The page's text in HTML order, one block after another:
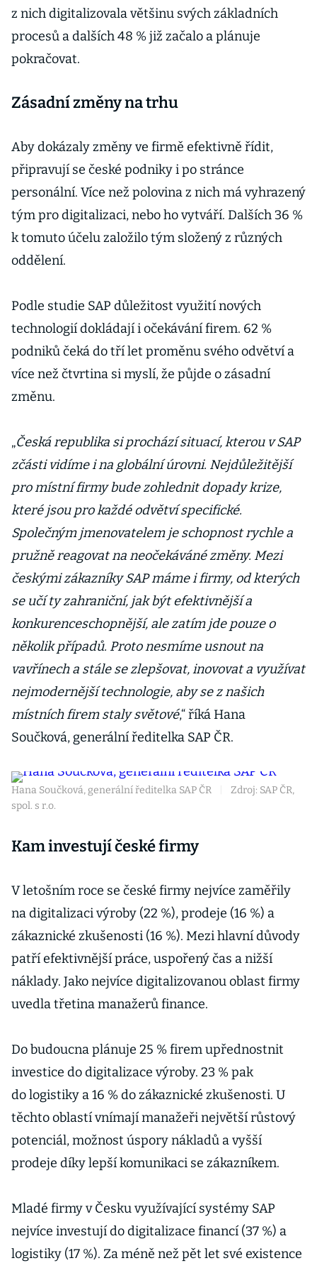
z nich digitalizovala většinu svých základních
procesů a dalších 48 % již začalo a plánuje
pokračovat.
Zásadní změny na trhu
Aby dokázaly změny ve firmě efektivně řídit,
připravují se české podniky i po stránce
personální. Více než polovina z nich má vyhrazený
tým pro digitalizaci, nebo ho vytváří. Dalších 36 %
k tomuto účelu založilo tým složený z různých
oddělení.
Podle studie SAP důležitost využití nových
technologií dokládají i očekávání firem. 62 %
podniků čeká do tří let proměnu svého odvětví a
více než čtvrtina si myslí, že půjde o zásadní
změnu.
„Česká republika si prochází situací, kterou v SAP
zčásti vidíme i na globální úrovni. Nejdůležitější
pro místní firmy bude zohlednit dopady krize,
které jsou pro každé odvětví specifické.
Společným jmenovatelem je schopnost rychle a
pružně reagovat na neočekáváné změny. Mezi
českými zákazníky SAP máme i firmy, od kterých
se učí ty zahraniční, jak být efektivnější a
konkurenceschopnější, ale zatím jde pouze o
několik případů. Proto nesmíme usnout na
vavřínech a stále se zlepšovat, inovovat a využívat
nejmodernější technologie, aby se z našich
místních firem staly světové,“ říká Hana
Součková, generální ředitelka SAP ČR.
Hana Součková, generální ředitelka SAP ČR
Zdroj: SAP ČR,
spol. s r.o.
Kam investují české firmy
V letošním roce se české firmy nejvíce zaměřily
na digitalizaci výroby (22 %), prodeje (16 %) a
zákaznické zkušenosti (16 %). Mezi hlavní důvody
patří efektivnější práce, uspořený čas a nižší
náklady. Jako nejvíce digitalizovanou oblast firmy
uvedla třetina manažerů finance.
Do budoucna plánuje 25 % firem upřednostnit
investice do digitalizace výroby. 23 % pak
do logistiky a 16 % do zákaznické zkušenosti. U
těchto oblastí vnímají manažeři největší růstový
potenciál, možnost úspory nákladů a vyšší
prodeje díky lepší komunikaci se zákazníkem.
Mladé firmy v Česku využívající systémy SAP
nejvíce investují do digitalizace financí (37 %) a
logistiky (17 %). Za méně než pět let své existence